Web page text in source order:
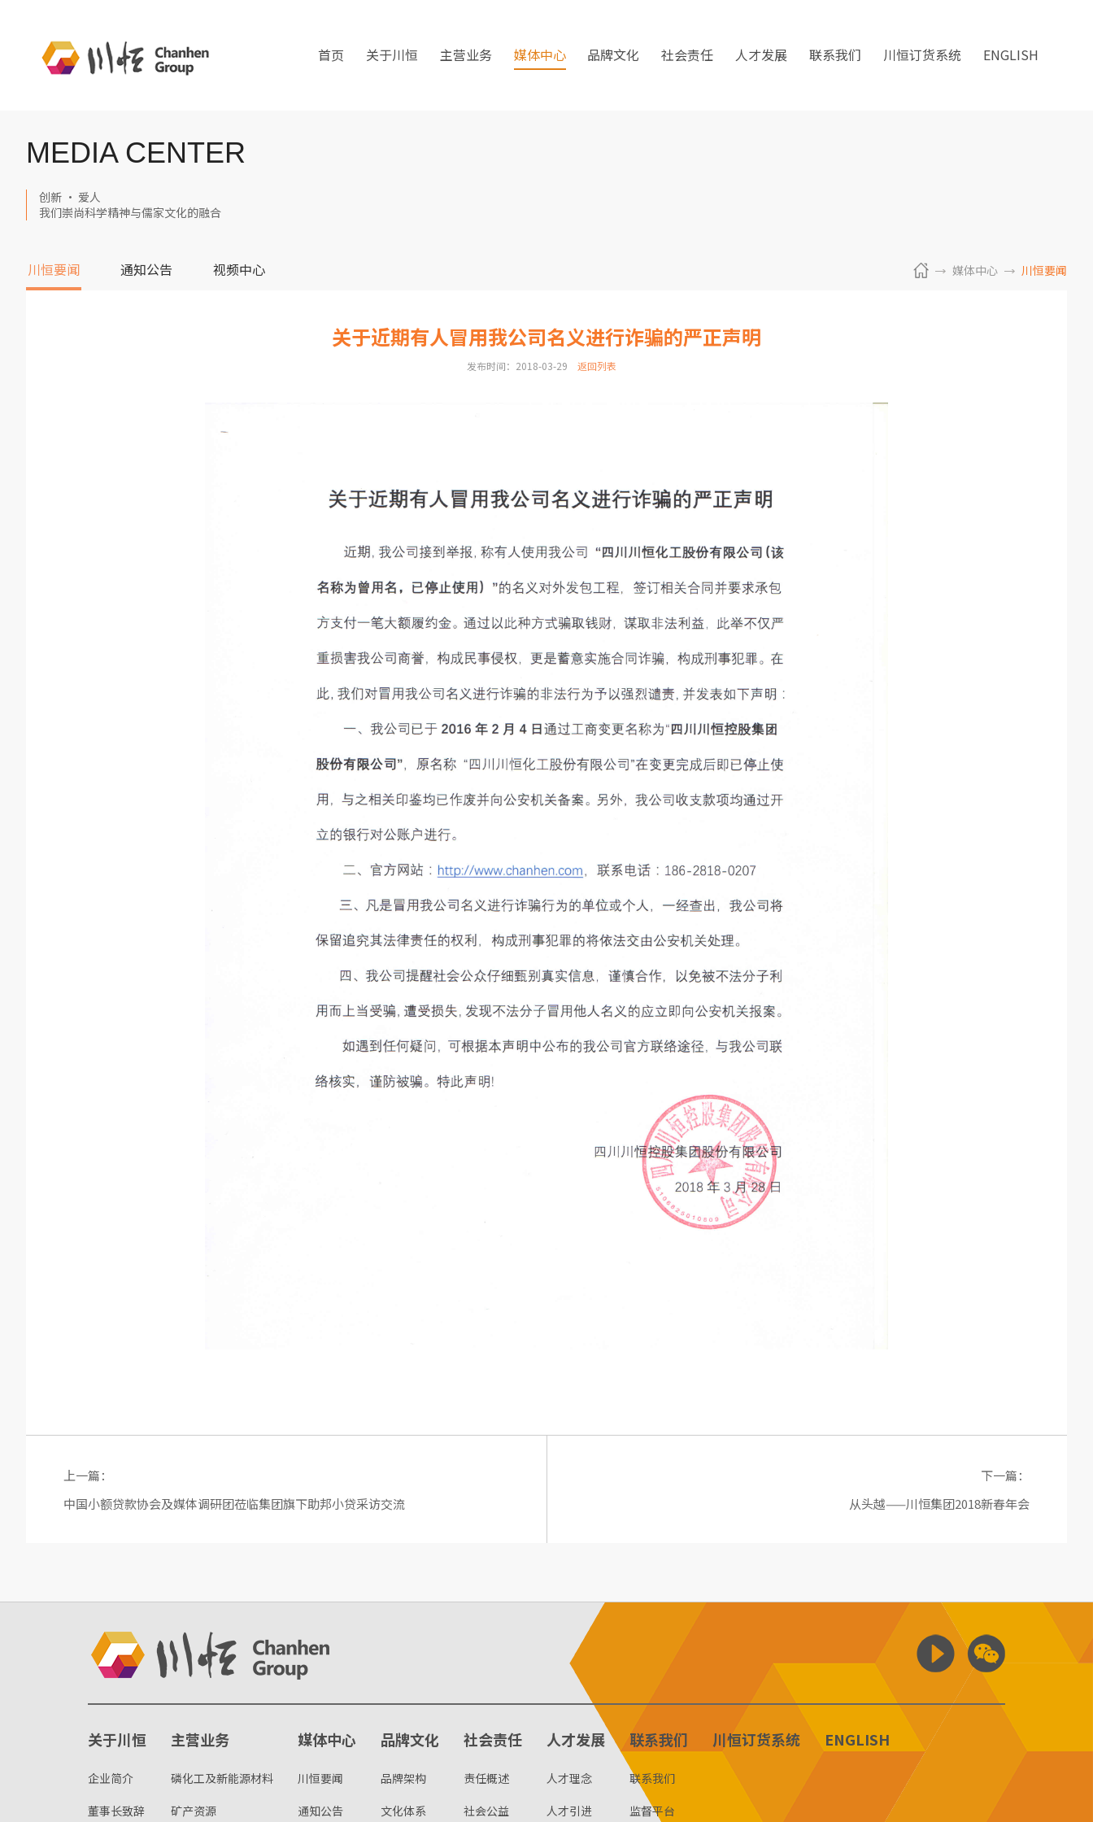
首页 关于川恒 主营业务 媒体中心 品牌文化 社会责任 人才发展 联系我们 川恒订货系统 ENGLISH
MEDIA CENTER
创新 · 爱人
我们崇尚科学精神与儒家文化的融合
川恒要闻 通知公告 视频中心 媒体中心 川恒要闻
关于近期有人冒用我公司名义进行诈骗的严正声明
发布时间：2018-03-29 返回列表
上一篇：
中国小额贷款协会及媒体调研团莅临集团旗下助邦小贷采访交流
下一篇：
从头越——川恒集团2018新春年会
关于川恒
企业简介
董事长致辞
主营业务
磷化工及新能源材料
矿产资源
媒体中心
川恒要闻
通知公告
品牌文化
品牌架构
文化体系
社会责任
责任概述
社会公益
人才发展
人才理念
人才引进
联系我们
联系我们
监督平台
川恒订货系统 ENGLISH